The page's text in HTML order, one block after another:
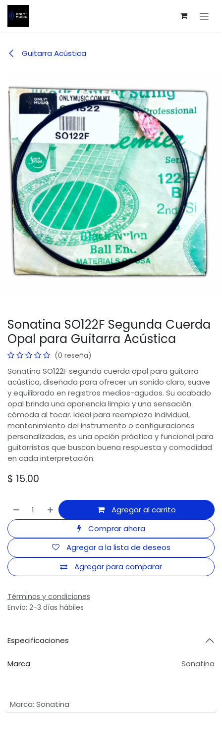
Ir al contenido
Guitarra Acústica
Sonatina SO122F Segunda Cuerda
Opal para Guitarra Acústica
(0 reseña)
Sonatina SO122F segunda cuerda opal para guitarra
acústica, diseñada para ofrecer un sonido claro, suave
y equilibrado en registros medios-agudos. Su acabado
opal brinda una apariencia limpia y una sensación
cómoda al tocar. Ideal para reemplazo individual,
mantenimiento del instrumento o configuraciones
personalizadas, es una opción práctica y funcional para
guitarristas que buscan buena respuesta y comodidad
en cada interpretación.
$ 15.00
Agregar al carrito
Comprar ahora
Agregar para comparar
Agregar a la lista de deseos
Términos y condiciones
Envío: 2-3 días hábiles
Especificaciones
Marca Sonatina
Marca: Sonatina